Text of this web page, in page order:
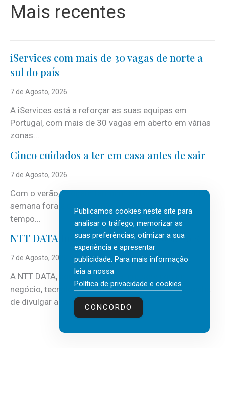
Mais recentes
iServices com mais de 30 vagas de norte a
sul do país
7 de Agosto, 2026
A iServices está a reforçar as suas equipas em
Portugal, com mais de 30 vagas em aberto em várias
zonas...
Cinco cuidados a ter em casa antes de sair
7 de Agosto, 2026
Com o verão, chegam também as férias, os fins-de-
semana fora e os dias em que a casa fica mais
tempo...
NTT DATA Insurtech Global Outlook 2026
7 de Agosto, 2026
A NTT DATA, consultora global em serviços de
negócio, tecnologia e inteligência artificial (IA), acaba
de divulgar a mais recente...
Publicamos cookies neste site para
analisar o tráfego, memorizar as
suas preferências, otimizar a sua
experiência e apresentar
publicidade. Para mais informação
leia a nossa
Política de privacidade e cookies.
CONCORDO